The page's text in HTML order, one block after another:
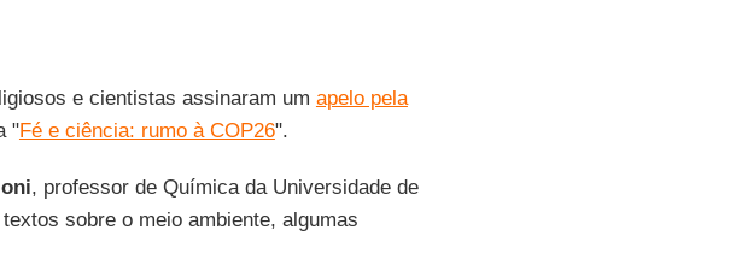
e cientistas assinaram um apelo pela
"Fé e ciência: rumo à COP26".
, professor de Química da Universidade de
sobre o meio ambiente, algumas